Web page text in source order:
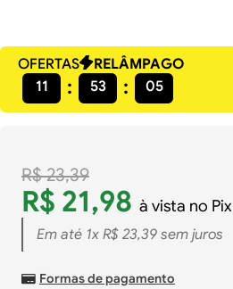
OFERTAS
RELÂMPAGO
11
53 04
R$ 23,39
R$ 21,98 à vista no Pix
Em até 1x R$ 23,39sem juros
Formas de pagamento